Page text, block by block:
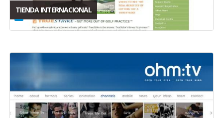
TIENDA INTERNACIONAL